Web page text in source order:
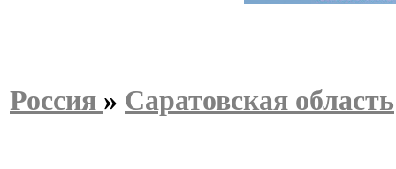
Россия » Саратовская область